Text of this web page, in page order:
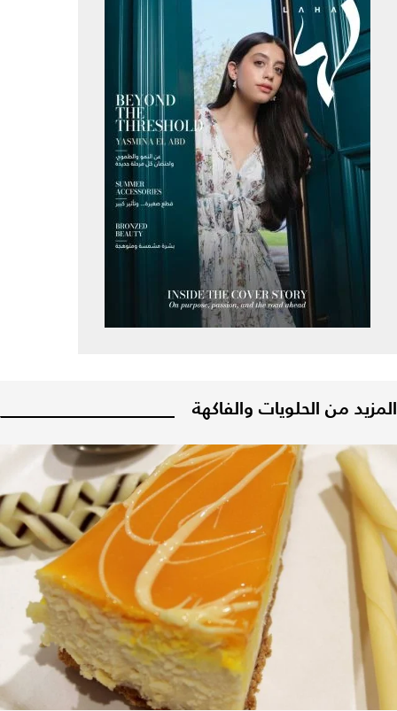
المزيد من الحلويات والفاكهة